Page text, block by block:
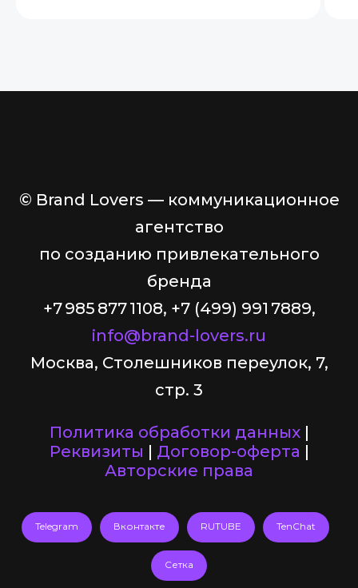
© Brand Lovers — коммуникационное
агентство
по созданию привлекательного
бренда
+7 985 877 1108, +7 (499) 991 7889,
info@brand-lovers.ru
Москва, Столешников переулок, 7,
стр. 3
Политика обработки данных|
Реквизиты | Договор-оферта |
Авторские права
Telegram Вконтакте RUTUBE TenChat
Сетка